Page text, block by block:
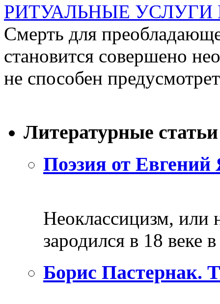
РИТУАЛЬНЫЕ
Смерть для
становится совершено
не способен
Литературные статьи
Поэзия от Евгений
Неоклассицизм, или
зародился в 18 веке
Борис Пастернак.